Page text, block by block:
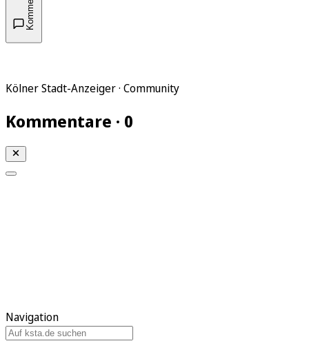
Kölner Stadt-Anzeiger · Community
Kommentare · 0
Navigation